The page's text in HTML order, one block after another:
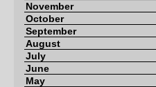
November
October
September
August
July
June
May